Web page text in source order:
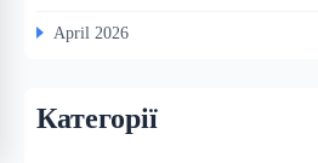
April 2026
Категорії